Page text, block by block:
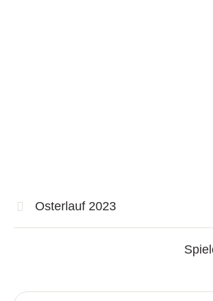
Osterlauf 2023